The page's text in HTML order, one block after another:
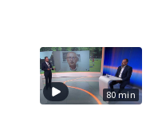
80 min